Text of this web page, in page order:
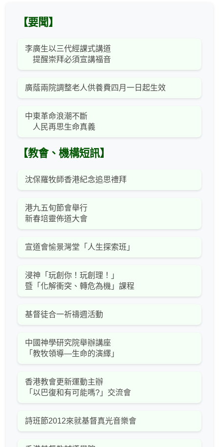
【要聞】
李廣生以三代經課式講道
提醒崇拜必須宣講福音
廣蔭兩院調整老人供養費四月一日起生效
中東革命浪潮不斷
人民再思生命真義
【教會、機構短訊】
沈保羅牧師香港紀念追思禮拜
港九五旬節會舉行
新春培靈佈道大會
宣道會愉景灣堂「人生探索班」
浸神「玩創你！玩創理！」
暨「化解衝突、轉危為機」課程
基督徒合一祈禱週活動
中國神學研究院舉辦講座
「教牧領導—生命的演繹」
香港教會更新運動主辦
「以巴復和有可能嗎?」交流會
詩班節2012來就基督真光音樂會